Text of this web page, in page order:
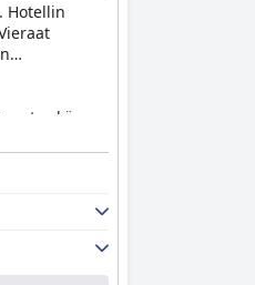
Hotellin
sekä
tiloistaan.